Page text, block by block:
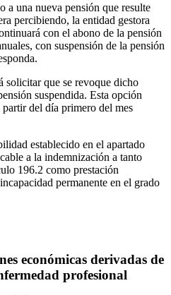
a una nueva pensión que resulte
percibiendo, la entidad gestora
con el abono de la pensión
con suspensión de la pensión
solicitar que se revoque dicho
suspendida. Esta opción
del día primero del mes
establecido en el apartado
a la indemnización a tanto
196.2 como prestación
permanente en el grado
económicas derivadas de
profesional